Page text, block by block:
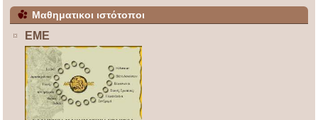
Μαθηματικοι ιστότοποι
ΕΜΕ